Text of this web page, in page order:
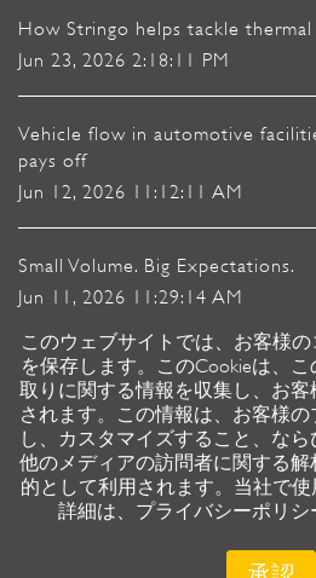
このウェブサイトでは、お客様
を保存します。このCookieは、
取りに関する情報を収集し、お
されます。この情報は、お客様
し、カスタマイズすること、な
他のメディアの訪問者に関する解
的として利用されます。当社で
詳細は、プライバシーポリシ
How Stringo helps tackle
Jun 23, 2026 2:18:11 PM
Vehicle flow in automotive
pays off
Jun 12, 2026 11:12:11 AM
Small Volume. Big Expectations.
Jun 11, 2026 11:29:14 AM
Heavy-duty vehicle mover or
Car Factories
Mar 18, 2026 8:41:50 AM
Copyright © 2026 Stringo AB